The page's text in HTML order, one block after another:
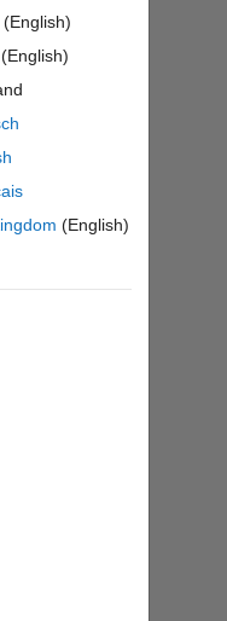
(English)
(English)
(English)